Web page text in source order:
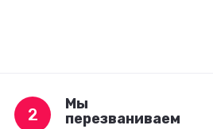
2
Мы
перезваниваем